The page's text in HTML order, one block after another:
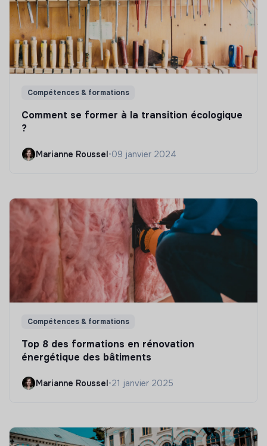
Compétences & formations
Comment se former à la transition écologique
?
Marianne Roussel•09 janvier 2024
Compétences & formations
Top 8 des formations en rénovation
énergétique des bâtiments
Marianne Roussel•21 janvier 2025